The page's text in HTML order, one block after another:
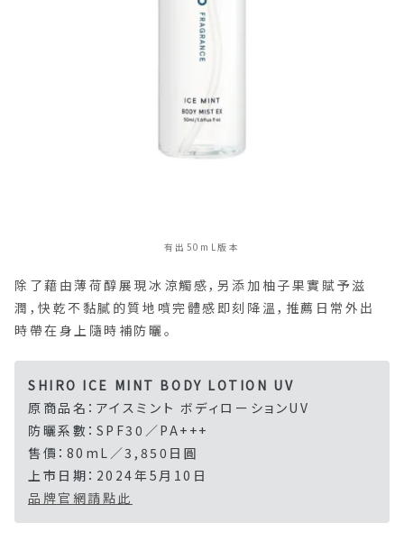
有出50mL版本
除了藉由薄荷醇展現冰涼觸感，另添加柚子果實賦予滋
潤，快乾不黏膩的質地噴完體感即刻降溫，推薦日常外出
時帶在身上隨時補防曬。
SHIRO ICE MINT BODY LOTION UV
原商品名：アイスミント ボディローションUV
防曬系數：SPF30／PA+++
售價：80mL／3,850日圓
上市日期：2024年5月10日
品牌官網請點此